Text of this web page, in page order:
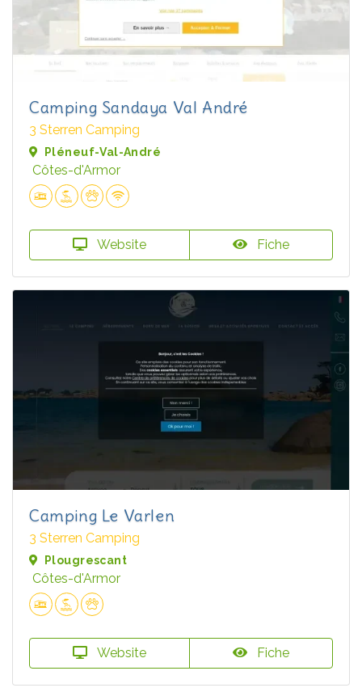
Camping Sandaya Val André
3 Sterren Camping
Pléneuf-Val-André
Côtes-d'Armor
Website Fiche
Camping Le Varlen
3 Sterren Camping
Plougrescant
Côtes-d'Armor
Website Fiche